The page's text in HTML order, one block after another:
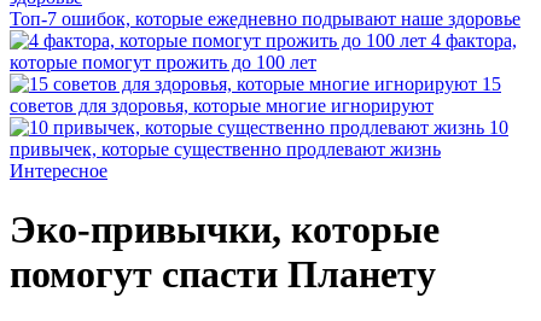
Топ-7 ошибок, которые ежедневно подрывают наше здоровье
4 фактора,
которые помогут прожить до 100 лет
15
советов для здоровья, которые многие игнорируют
10
привычек, которые существенно продлевают жизнь
Интересное
Эко-привычки, которые
помогут спасти Планету